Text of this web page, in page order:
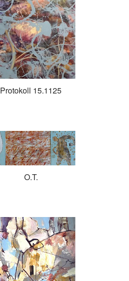
Protokoll 15.1125
O.T.